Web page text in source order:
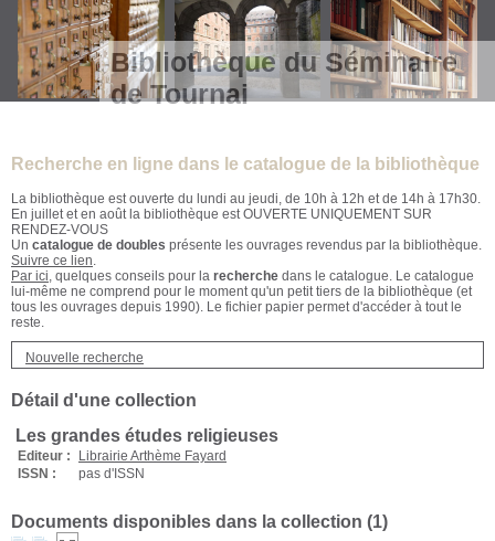
Bibliothèque du Séminaire
de Tournai
Recherche en ligne dans le catalogue de la bibliothèque
La bibliothèque est ouverte du lundi au jeudi, de 10h à 12h et de 14h à 17h30.
En juillet et en août la bibliothèque est OUVERTE UNIQUEMENT SUR
RENDEZ-VOUS
Un catalogue de doubles présente les ouvrages revendus par la bibliothèque.
Suivre ce lien.
Par ici, quelques conseils pour la recherche dans le catalogue. Le catalogue
lui-même ne comprend pour le moment qu'un petit tiers de la bibliothèque (et
tous les ouvrages depuis 1990). Le fichier papier permet d'accéder à tout le
reste.
Nouvelle recherche
Détail d'une collection
Les grandes études religieuses
Editeur :
Librairie Arthème Fayard
ISSN :
pas d'ISSN
Documents disponibles dans la collection (1)